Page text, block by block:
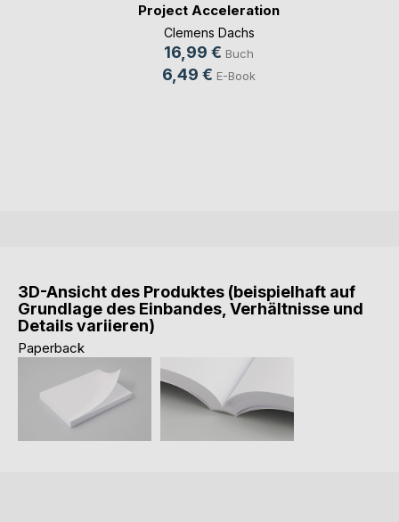
Project Acceleration
Clemens Dachs
16,99 € Buch
6,49 € E-Book
3D-Ansicht des Produktes (beispielhaft auf
Grundlage des Einbandes, Verhältnisse und
Details variieren)
Paperback